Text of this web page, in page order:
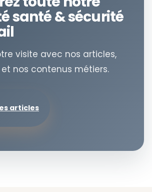
santé & sécurité
visite avec nos articles,
nos contenus métiers.
articles